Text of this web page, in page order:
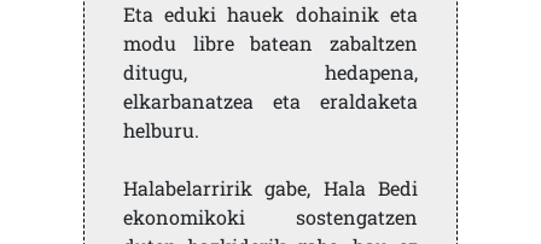
Eta eduki hauek dohainik eta
modu libre batean zabaltzen
ditugu, hedapena,
elkarbanatzea eta eraldaketa
helburu.
Halabelarririk gabe, Hala Bedi
ekonomikoki sostengatzen